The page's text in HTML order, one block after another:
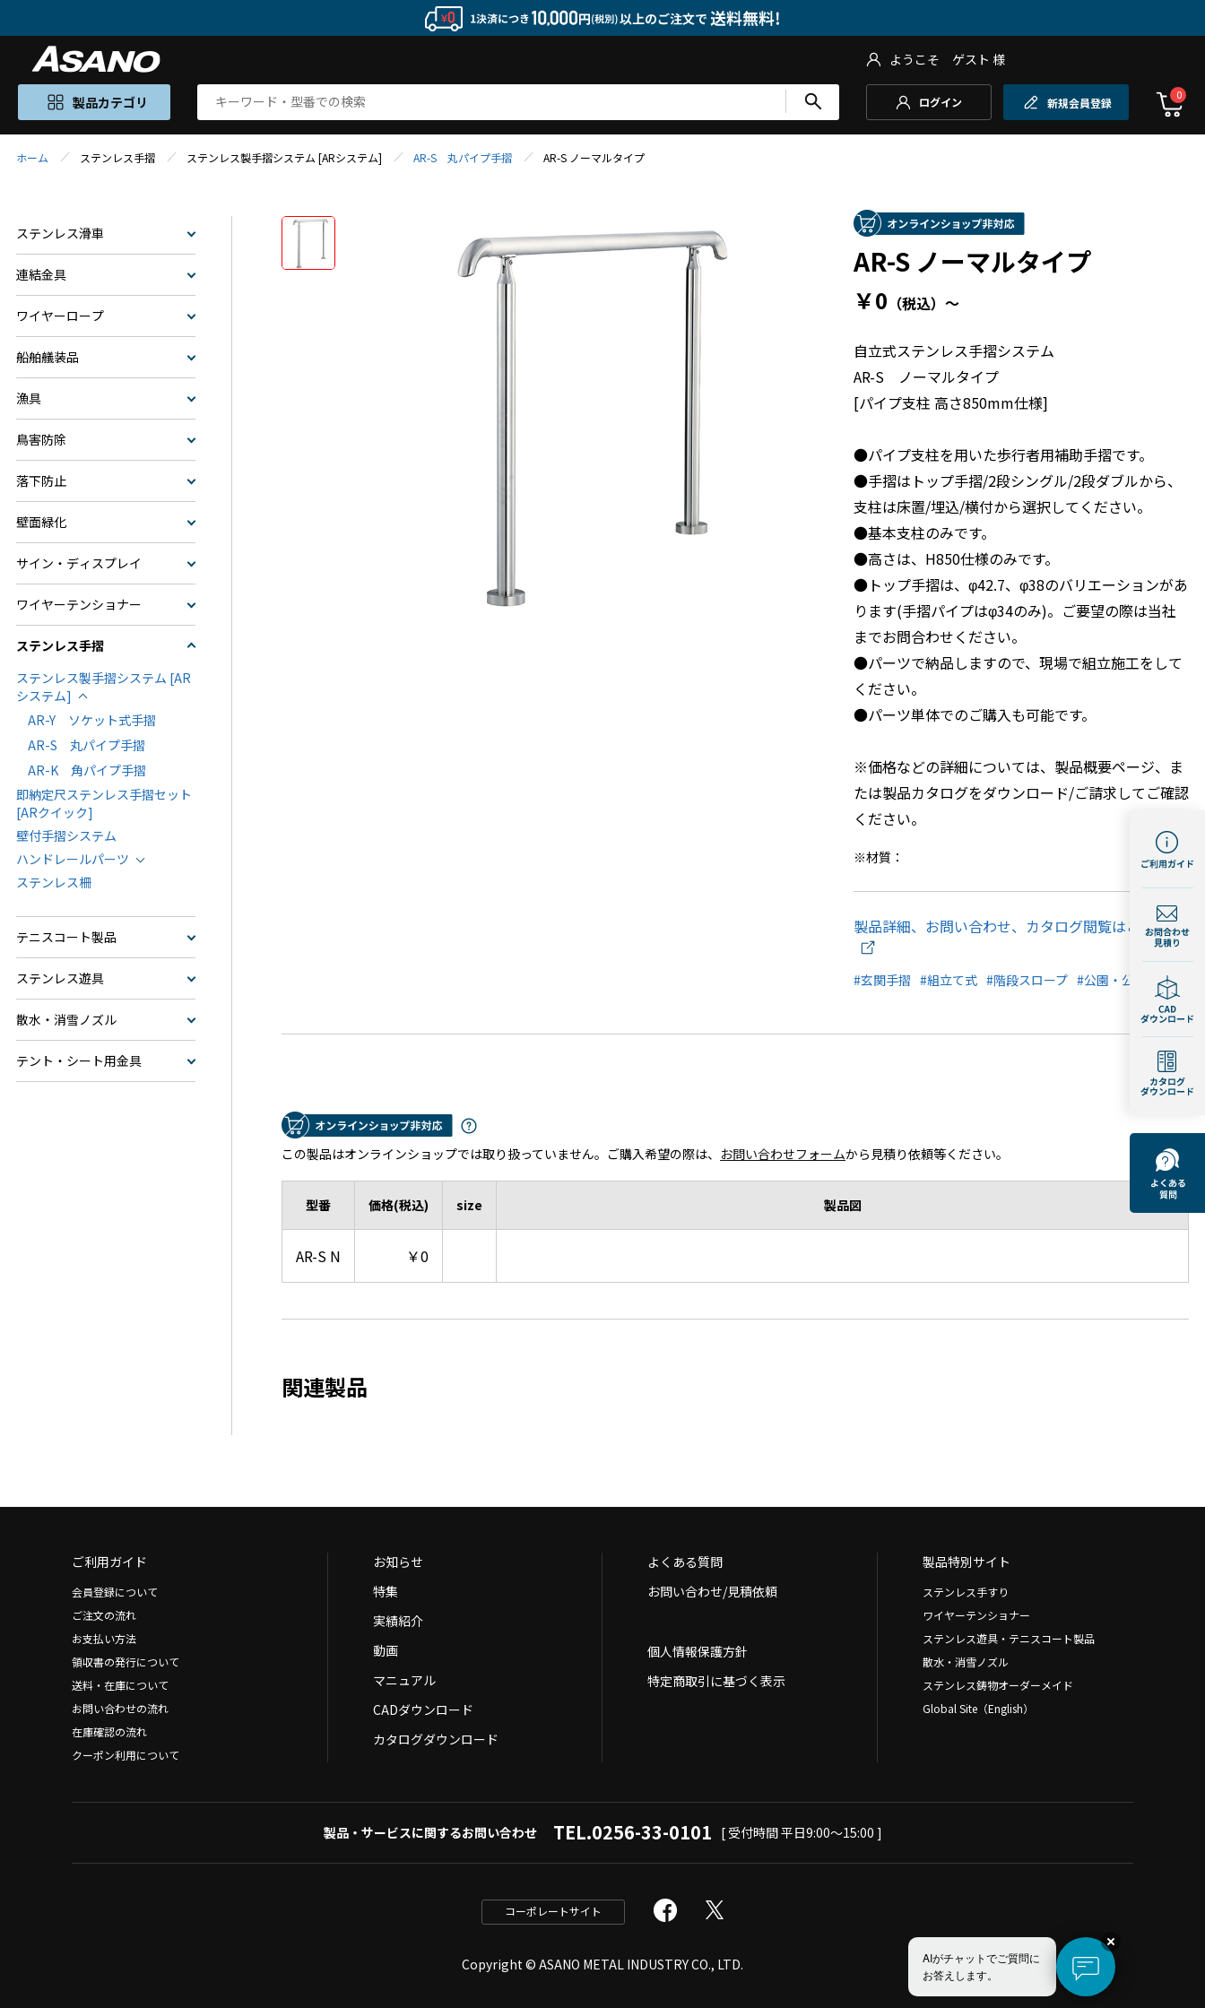
製品カテゴリ
ようこそ ゲスト 様
ログイン 新規会員登録
0
ホーム ステンレス手摺 ステンレス製手摺システム [ARシステム] AR-S 丸パイプ手摺 AR-S ノーマルタイプ
ステンレス滑車
連結金具
ワイヤーロープ
船舶艤装品
漁具
鳥害防除
落下防止
壁面緑化
サイン・ディスプレイ
ワイヤーテンショナー
ステンレス手摺
ステンレス製手摺システム [AR
システム]
AR-Y ソケット式手摺
AR-S 丸パイプ手摺
AR-K 角パイプ手摺
即納定尺ステンレス手摺セット
[ARクイック]
壁付手摺システム
ハンドレールパーツ
ステンレス柵
テニスコート製品
ステンレス遊具
散水・消雪ノズル
テント・シート用金具
AR-S ノーマルタイプ
￥0 （税込） ～
自立式ステンレス手摺システム
AR-S ノーマルタイプ
[パイプ支柱 高さ850mm仕様]
●パイプ支柱を用いた歩行者用補助手摺です。
●手摺はトップ手摺/2段シングル/2段ダブルから、
支柱は床置/埋込/横付から選択してください。
●基本支柱のみです。
●高さは、H850仕様のみです。
●トップ手摺は、φ42.7、φ38のバリエーションがあ
ります(手摺パイプはφ34のみ)。ご要望の際は当社
までお問合わせください。
●パーツで納品しますので、現場で組立施工をして
ください。
●パーツ単体でのご購入も可能です。
※価格などの詳細については、製品概要ページ、ま
たは製品カタログをダウンロード/ご請求してご確認
ください。
※材質：
製品詳細、お問い合わせ、カタログ閲覧はこちら
#玄関手摺 #組立て式 #階段スロープ #公園・公共施設
この製品はオンラインショップでは取り扱っていません。ご購入希望の際は、 お問い合わせフォームから見積り依頼等ください。
型番 価格(税込) size
AR-S N ￥0
製品図
関連製品
ご利用ガイド
会員登録について
ご注文の流れ
お支払い方法
領収書の発行について
送料・在庫について
お問い合わせの流れ
在庫確認の流れ
クーポン利用について
お知らせ
特集
実績紹介
動画
マニュアル
CADダウンロード
カタログダウンロード
よくある質問
お問い合わせ/見積依頼
個人情報保護方針
特定商取引に基づく表示
製品特別サイト
ステンレス手すり
ワイヤーテンショナー
ステンレス遊具・テニスコート製品
散水・消雪ノズル
ステンレス鋳物オーダーメイド
Global Site（English）
製品・サービスに関するお問い合わせ TEL.0256-33-0101 [ 受付時間 平日9:00～15:00 ]
コーポレートサイト
Copyright © ASANO METAL INDUSTRY CO., LTD.
AIがチャットでご質問に
お答えします。